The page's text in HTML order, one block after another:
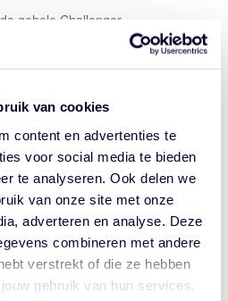
van cookies
content en advertenties te
voor social media te bieden
te analyseren. Ook delen we
van onze site met onze
adverteren en analyse. Deze
combineren met andere
verstrekt of die ze hebben
gebruik van hun services.
gehele Challenger.
dag, waar Amsterdam met een
spel twee winstpartijen pakte.
de inside scores (2/7
(1 op 4) nekten de
goed voor één punt
"Natuurlijk is het
kwartfinales uitgeknikkerd te
waren zwaar, het is hier
zij (Plunge) natuurlijk ook